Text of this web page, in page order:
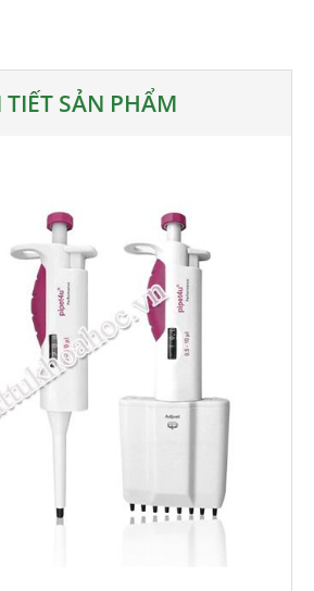
TIẾT SẢN PHẨM